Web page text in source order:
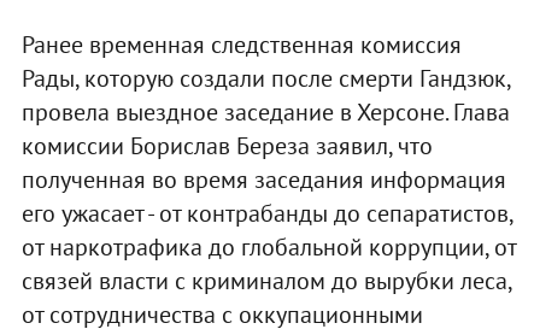
Ранее временная следственная комиссия
Рады, которую создали после смерти Гандзюк,
провела выездное заседание в Херсоне. Глава
комиссии Борислав Береза заявил, что
полученная во время заседания информация
его ужасает - от контрабанды до сепаратистов,
от наркотрафика до глобальной коррупции, от
связей власти с криминалом до вырубки леса,
от сотрудничества с оккупационными